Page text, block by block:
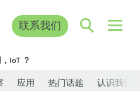
联系我们
IoT ？
应用 热门话题 认识我们